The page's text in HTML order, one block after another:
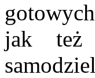
jak też